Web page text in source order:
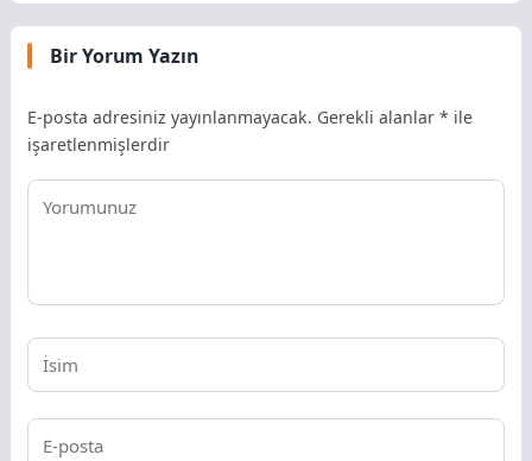
Bir Yorum Yazın
E-posta adresiniz yayınlanmayacak. Gerekli alanlar* ile
işaretlenmişlerdir